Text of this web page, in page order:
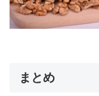
まとめ